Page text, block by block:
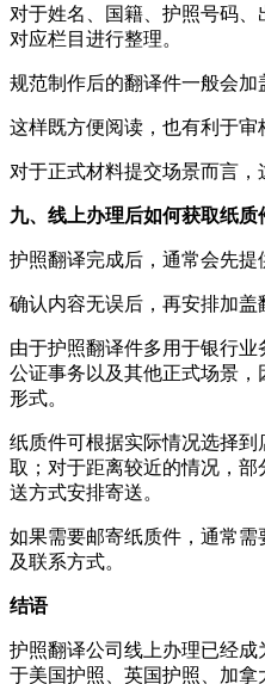
对于姓名、国籍、护照号码
对应栏目进行整理。
规范制作后的翻译件一般会加
这样既方便阅读，也有利于审
对于正式材料提交场景而言，
九、线上办理后如何获取纸质
护照翻译完成后，通常会先提
确认内容无误后，再安排加盖
由于护照翻译件多用于银行业
公证事务以及其他正式场景
形式。
纸质件可根据实际情况选择
取；对于距离较近的情况，
送方式安排寄送。
如果需要邮寄纸质件，通常
及联系方式。
结语
护照翻译公司线上办理已经
于美国护照、英国护照、加